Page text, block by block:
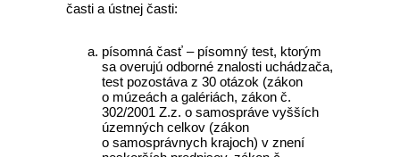
časti a ústnej časti:
písomná časť – písomný test, ktorým
sa overujú odborné znalosti uchádzača,
test pozostáva z 30 otázok (zákon
o múzeách a galériách, zákon č.
302/2001 Z.z. o samospráve vyšších
územných celkov (zákon
o samosprávnych krajoch) v znení